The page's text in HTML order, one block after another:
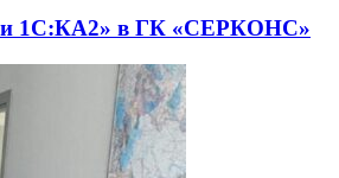
и 1С:КА2» в ГК «СЕРКОНС»